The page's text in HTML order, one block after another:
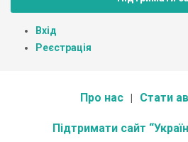
Вхід
Реєстрація
Про нас Стати
Підтримати сайт